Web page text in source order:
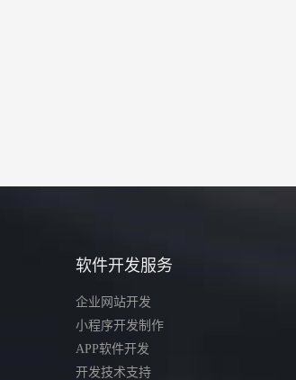
软件开发服务
企业网站开发
小程序开发制作
APP软件开发
开发技术支持